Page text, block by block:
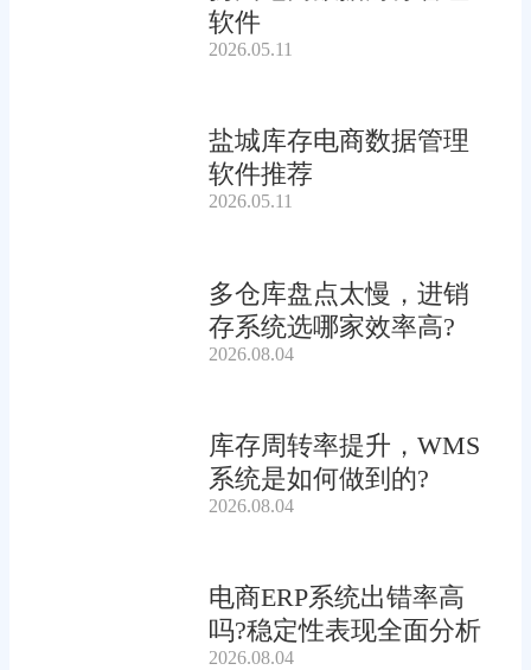
软件
2026.05.11
盐城库存电商数据管理
软件推荐
2026.05.11
多仓库盘点太慢，进销
存系统选哪家效率高?
2026.08.04
库存周转率提升，WMS
系统是如何做到的?
2026.08.04
电商ERP系统出错率高
吗?稳定性表现全面分析
2026.08.04